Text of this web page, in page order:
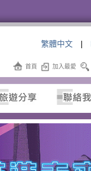
繁體中文|
首頁 加入最愛